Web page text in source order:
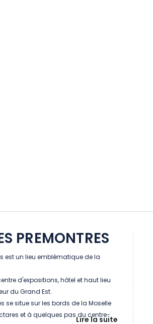
PREMONTRES
est un lieu emblématique de la
d'expositions, hôtel et haut lieu
du Grand Est.
se situe sur les bords de la Moselle
et à quelques pas du centre-
Lire la suite